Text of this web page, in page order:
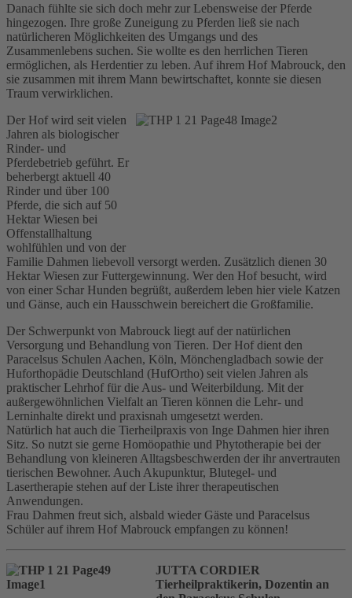
Danach fühlte sie sich doch mehr zur Lebensweise der Pferde
hingezogen. Ihre große Zuneigung zu Pferden ließ sie nach
natürlicheren Möglichkeiten des Umgangs und des
Zusammenlebens suchen. Sie wollte es den herrlichen Tieren
ermöglichen, als Herdentier zu leben. Auf ihrem Hof Mabrouck, den
sie zusammen mit ihrem Mann bewirtschaftet, konnte sie diesen
Traum verwirklichen.
Der Hof wird seit vielen
Jahren als biologischer
Rinder- und
Pferdebetrieb geführt. Er
beherbergt aktuell 40
Rinder und über 100
Pferde, die sich auf 50
Hektar Wiesen bei
Offenstallhaltung
wohlfühlen und von der
Familie Dahmen liebevoll versorgt werden. Zusätzlich dienen 30
Hektar Wiesen zur Futtergewinnung. Wer den Hof besucht, wird
von einer Schar Hunden begrüßt, außerdem leben hier viele Katzen
und Gänse, auch ein Hausschwein bereichert die Großfamilie.
Der Schwerpunkt von Mabrouck liegt auf der natürlichen
Versorgung und Behandlung von Tieren. Der Hof dient den
Paracelsus Schulen Aachen, Köln, Mönchengladbach sowie der
Huforthopädie Deutschland (HufOrtho) seit vielen Jahren als
praktischer Lehrhof für die Aus- und Weiterbildung. Mit der
außergewöhnlichen Vielfalt an Tieren können die Lehr- und
Lerninhalte direkt und praxisnah umgesetzt werden.
Natürlich hat auch die Tierheilpraxis von Inge Dahmen hier ihren
Sitz. So nutzt sie gerne Homöopathie und Phytotherapie bei der
Behandlung von kleineren Alltagsbeschwerden der ihr anvertrauten
tierischen Bewohner. Auch Akupunktur, Blutegel- und
Lasertherapie stehen auf der Liste ihrer therapeutischen
Anwendungen.
Frau Dahmen freut sich, alsbald wieder Gäste und Paracelsus
Schüler auf ihrem Hof Mabrouck empfangen zu können!
JUTTA CORDIER
Tierheilpraktikerin, Dozentin an